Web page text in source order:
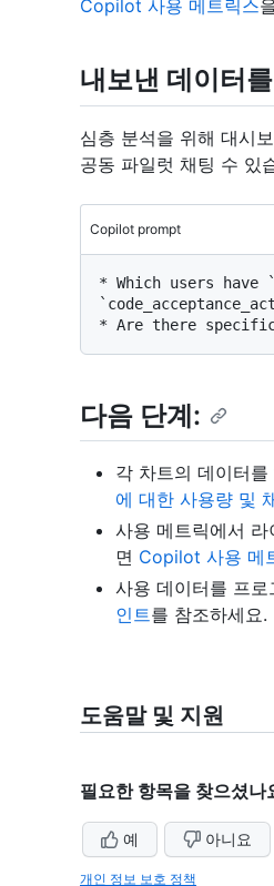
Copilot 사용 메트릭스
내보낸 데이터
심층 분석을 위해 대시
공동 파일럿 채팅 수 있
Copilot prompt
* Which users
다음 단계:
각 차트의 데이터
에 대한 사용량 및
사용 메트릭에서
면 Copilot 사용 메
사용 데이터를 프
인트를 참조하세요.
도움말 및 지원
필요한 항목을 찾으셨나
예 아니요
개인 정보 보호 정책